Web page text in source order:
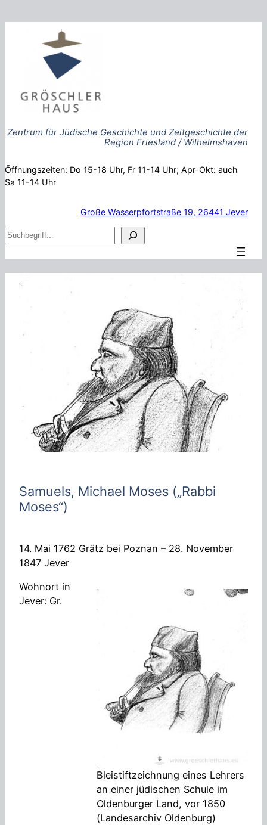
Inhalt
springen
Zentrum für Jüdische Geschichte und Zeitgeschichte der
Region Friesland / Wilhelmshaven
Öffnungszeiten: Do 15-18 Uhr, Fr 11-14 Uhr; Apr-Okt: auch
Sa 11-14 Uhr
Große Wasserpfortstraße 19, 26441 Jever
S
u
c
Samuels, Michael Moses („Rabbi
Moses“)
14. Mai 1762 Grätz bei Poznan – 28. November
1847 Jever
Bleistiftzeichnung eines Lehrers
an einer jüdischen Schule im
Oldenburger Land, vor 1850
(Landesarchiv Oldenburg)
Wohnort in
Jever: Gr.